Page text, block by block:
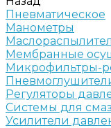
Пневматическое
Манометры
Мембранные
Микрофильтры-
Регуляторы
Системы для
Усилители